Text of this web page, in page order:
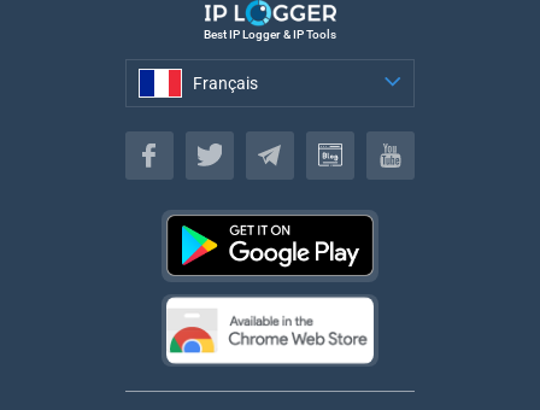
Best IP Logger & IP Tools
Français
Français